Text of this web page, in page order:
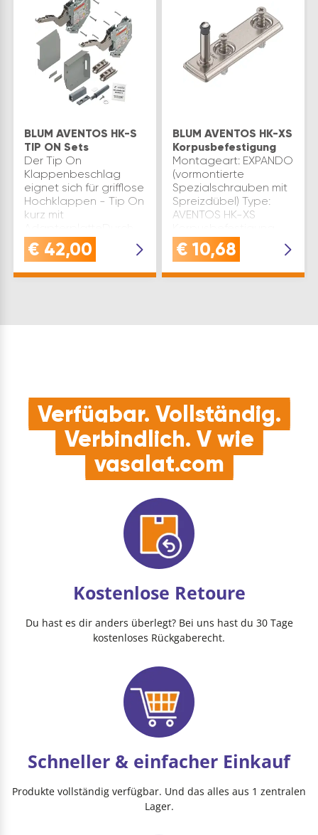
BLUM AVENTOS HK-S
TIP ON Sets
Der Tip On
Klappenbeschlag
eignet sich für grifflose
Hochklappen - Tip On
kurz mit
ein einfaches
antippen öffnet sich
€ 42,00
BLUM AVENTOS HK-XS
Korpusbefestigung
Montageart: EXPANDO
(vormontierte
Spezialschrauben mit
Spreizdübel) Type:
AVENTOS HK-XS
Produktart:
Korpusbefestigung
€ 10,68
Verfügbar. Vollständig.
Verbindlich. V wie
vasalat.com
Kostenlose Retoure
Du hast es dir anders überlegt? Bei uns hast du 30 Tage
kostenloses Rückgaberecht.
Schneller & einfacher Einkauf
Produkte vollständig verfügbar. Und das alles aus 1 zentralen
Lager.